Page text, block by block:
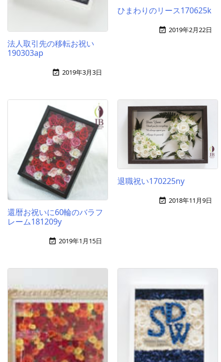
法人取引先の移転お祝い
190303ap
 2019年3月3日
ひまわりのリース170625k
 2019年2月22日
還暦お祝いに60輪のバラフ
レーム181209y
 2019年1月15日
退職祝い170225ny
 2018年11月9日